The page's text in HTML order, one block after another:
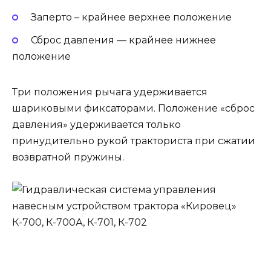
Заперто – крайнее верхнее положение
Сброс давления — крайнее нижнее
положение
Три положения рычага удерживается
шариковыми фиксаторами. Положение «сброс
давления» удерживается только
принудительно рукой тракториста при сжатии
возвратной пружины.